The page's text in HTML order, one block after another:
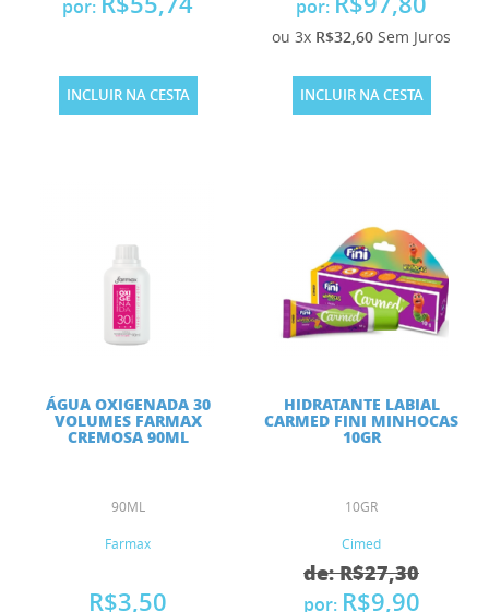
por:
INCLUIR NA CESTA
por:
ou 3x R$32,60 Sem Juros
INCLUIR NA CESTA
ÁGUA OXIGENADA 30
VOLUMES FARMAX
CREMOSA 90ML
90ML
Farmax
R$3,50
HIDRATANTE LABIAL
CARMED FINI MINHOCAS
10GR
10GR
Cimed
de: R$27,30
por: R$9,90